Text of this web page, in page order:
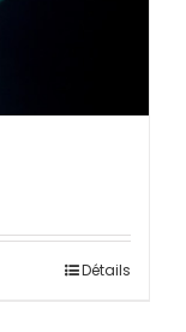
Détails